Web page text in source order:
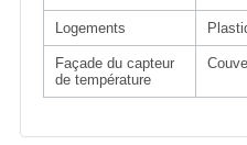
Logements
Façade du capteur
de température